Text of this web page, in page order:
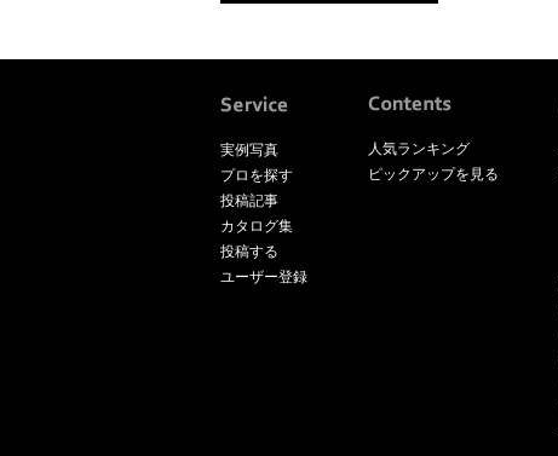
実例写真
プロを探す
投稿記事
カタログ集
投稿する
ユーザー登録
人気ランキング
ピックアップを見る